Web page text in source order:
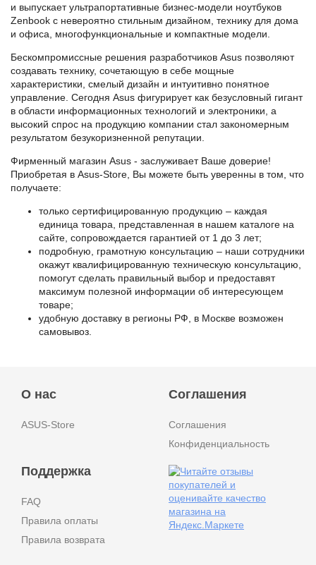
и выпускает ультрапортативные бизнес-модели ноутбуков
Zenbook с невероятно стильным дизайном, технику для дома
и офиса, многофункциональные и компактные модели.
Бескомпромиссные решения разработчиков Asus позволяют
создавать технику, сочетающую в себе мощные
характеристики, смелый дизайн и интуитивно понятное
управление. Сегодня Asus фигурирует как безусловный гигант
в области информационных технологий и электроники, а
высокий спрос на продукцию компании стал закономерным
результатом безукоризненной репутации.
Фирменный магазин Asus - заслуживает Ваше доверие!
Приобретая в Asus-Store, Вы можете быть уверенны в том, что
получаете:
только сертифицированную продукцию – каждая
единица товара, представленная в нашем каталоге на
сайте, сопровождается гарантией от 1 до 3 лет;
подробную, грамотную консультацию – наши сотрудники
окажут квалифицированную техническую консультацию,
помогут сделать правильный выбор и предоставят
максимум полезной информации об интересующем
товаре;
удобную доставку в регионы РФ, в Москве возможен
самовывоз.
О нас
ASUS-Store
Соглашения
Соглашения
Конфиденциальность
Поддержка
FAQ
Правила оплаты
Правила возврата